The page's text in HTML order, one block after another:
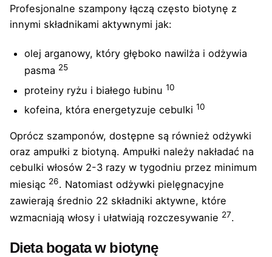
Profesjonalne szampony łączą często biotynę z
innymi składnikami aktywnymi jak:
olej arganowy, który głęboko nawilża i odżywia
pasma 25
proteiny ryżu i białego łubinu 10
kofeina, która energetyzuje cebulki 10
Oprócz szamponów, dostępne są również odżywki
oraz ampułki z biotyną. Ampułki należy nakładać na
cebulki włosów 2-3 razy w tygodniu przez minimum
miesiąc 26. Natomiast odżywki pielęgnacyjne
zawierają średnio 22 składniki aktywne, które
wzmacniają włosy i ułatwiają rozczesywanie 27.
Dieta bogata w biotynę